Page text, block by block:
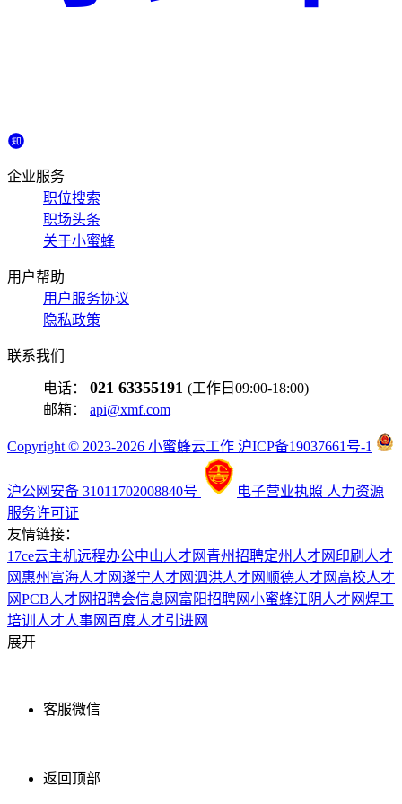
企业服务
职位搜索
职场头条
关于小蜜蜂
用户帮助
用户服务协议
隐私政策
联系我们
电话： 021 63355191 (工作日09:00-18:00)
邮箱： api@xmf.com
Copyright © 2023-2026 小蜜蜂云工作 沪ICP备19037661号-1
沪公网安备 31011702008840号 电子营业执照 人力资源
服务许可证
友情链接：
17ce云主机远程办公中山人才网 青州招聘定州人才网 印刷人才
网 惠州富海人才网遂宁人才网泗洪人才网 顺德人才网 高校人才
网PCB人才网招聘会信息网 富阳招聘网小蜜蜂江阴人才网焊工
培训 人才人事网 百度人才引进网
展开
客服微信
返回顶部